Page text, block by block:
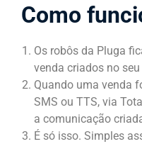
Como
Os robôs da Pluga
venda criados no
Quando uma venda
SMS ou TTS, via
a comunicação
É só isso. Simples